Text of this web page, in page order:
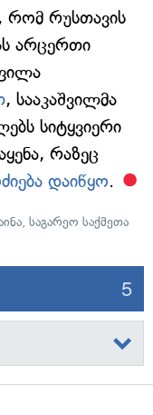
, რომ რუსთავის
არცერთი
, სააკაშვილმა
სიტყვიერი
რაზეც
დაიწყო.
, საგარეო საქმეთა
5